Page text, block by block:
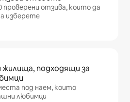
проверени отзива, които да
изберете
жилища, подходящи за
под наем, които
любимци